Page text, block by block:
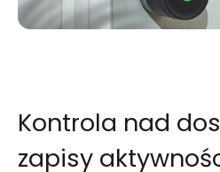
Kontrola nad
zapisy